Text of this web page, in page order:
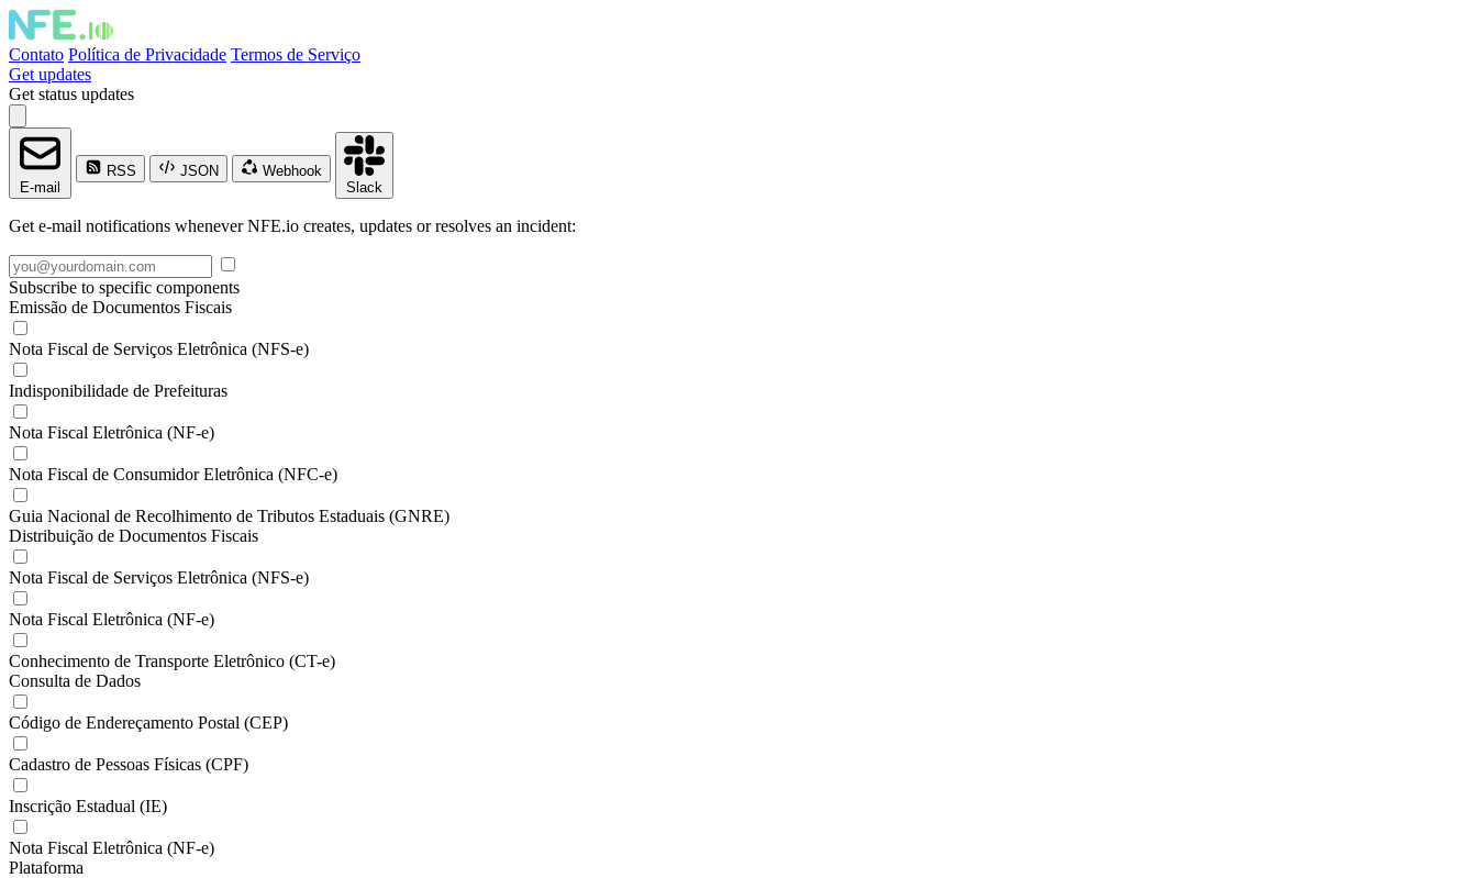
Contato Política de Privacidade Termos de Serviço
Get updates
Get status updates
E-mail
RSS JSON
Webhook
Slack
Get e-mail notifications whenever NFE.io creates, updates or resolves an incident:
Subscribe to specific components
Emissão de Documentos Fiscais
Nota Fiscal de Serviços Eletrônica (NFS-e)
Indisponibilidade de Prefeituras
Nota Fiscal Eletrônica (NF-e)
Nota Fiscal de Consumidor Eletrônica (NFC-e)
Guia Nacional de Recolhimento de Tributos Estaduais (GNRE)
Distribuição de Documentos Fiscais
Nota Fiscal de Serviços Eletrônica (NFS-e)
Nota Fiscal Eletrônica (NF-e)
Conhecimento de Transporte Eletrônico (CT-e)
Consulta de Dados
Código de Endereçamento Postal (CEP)
Cadastro de Pessoas Físicas (CPF)
Inscrição Estadual (IE)
Nota Fiscal Eletrônica (NF-e)
Plataforma